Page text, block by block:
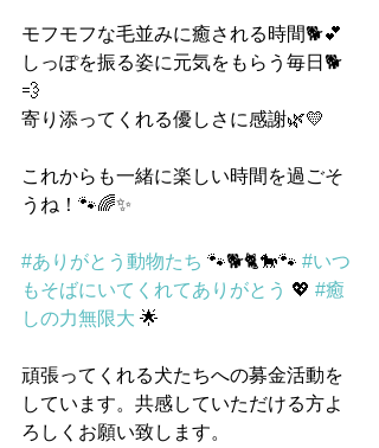
モフモフな毛並みに癒される時間🐕💕
しっぽを振る姿に元気をもらう毎日🐕
💨
寄り添ってくれる優しさに感謝🌿💛
これからも一緒に楽しい時間を過ごそ
うね！🐾🌈✨
#ありがとう動物たち 🐾🐕🐈🐎🐾 #いつ
もそばにいてくれてありがとう 💖 #癒
しの力無限大 🌟
頑張ってくれる犬たちへの募金活動を
しています。共感していただける方よ
ろしくお願い致します。